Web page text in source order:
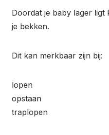
Doordat je baby lager
je bekken.
Dit kan merkbaar zijn bij:
lopen
opstaan
traplopen